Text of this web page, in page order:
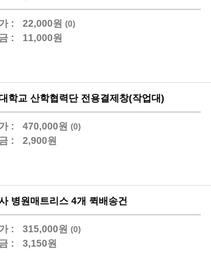
: 22,000원 (0)
: 11,000원
학교 산학협력단 전용결제창(작업대)
: 470,000원 (0)
: 2,900원
병원매트리스 4개 퀵배송건
: 315,000원 (0)
: 3,150원